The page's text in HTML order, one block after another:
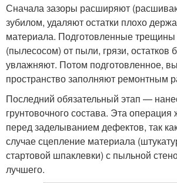
Сначала зазоры расширяют
зубилом, удаляют остатки плохо
материала. Подготовленные
(пылесосом) от пыли, грязи, остатков
увлажняют. Потом подготовленное,
пространство заполняют ремонтным
Последний обязательный этап —
грунтовочного состава. Эта операция
перед заделыванием дефектов, так
случае сцепление материала
стартовой шпаклевки) с пыльной
лучшего.